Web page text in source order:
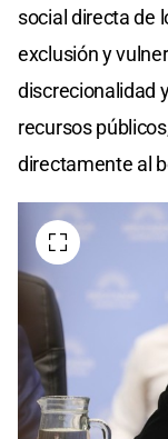
social directa de
exclusión y
discrecionalidad
recursos
directamente al